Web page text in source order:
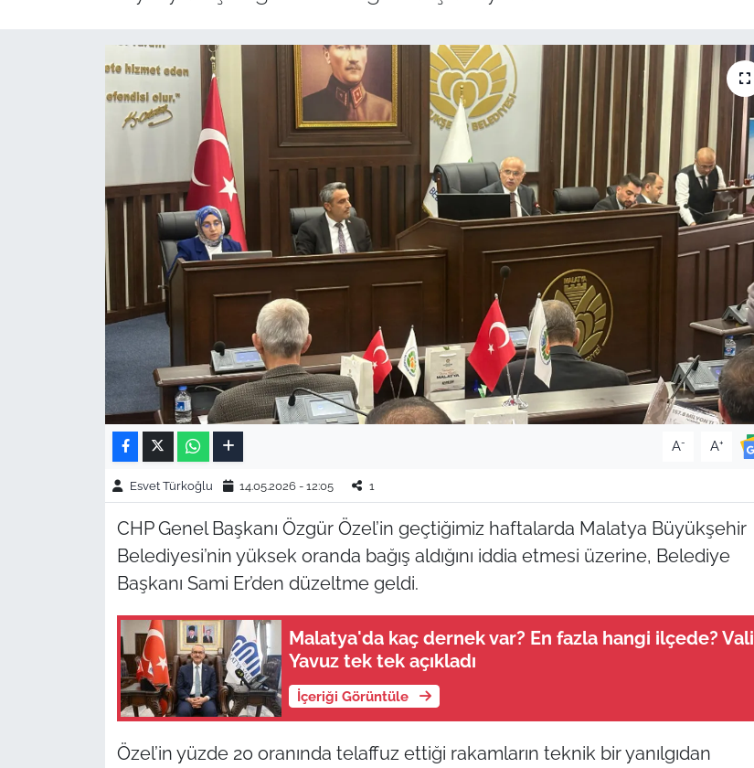
A- A+
Esvet Türkoğlu 14.05.2026 - 12:05 1
CHP Genel Başkanı Özgür Özel’in geçtiğimiz haftalarda Malatya Büyükşehir
Belediyesi’nin yüksek oranda bağış aldığını iddia etmesi üzerine, Belediye
Başkanı Sami Er’den düzeltme geldi.
Malatya'da kaç dernek var? En fazla hangi ilçede? Vali
Yavuz tek tek açıkladı
İçeriği Görüntüle
Özel’in yüzde 20 oranında telaffuz ettiği rakamların teknik bir yanılgıdan